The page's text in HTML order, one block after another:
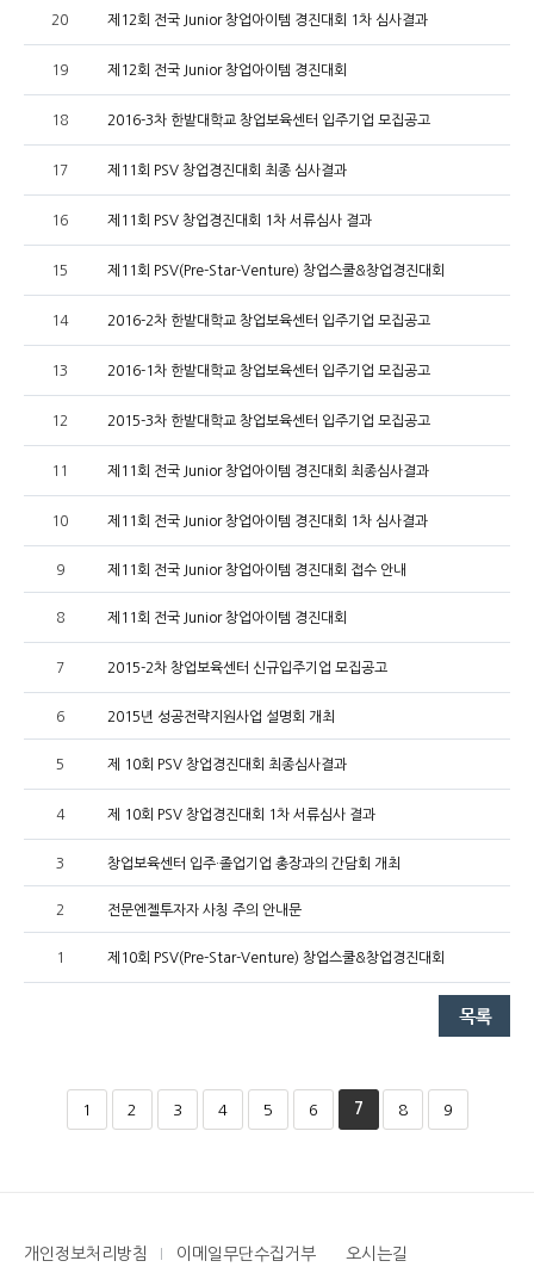
20 제12회 전국 Junior 창업아이템 경진대회 1차 심사결과
19 제12회 전국 Junior 창업아이템 경진대회
18 2016-3차 한밭대학교 창업보육센터 입주기업 모집공고
17 제11회 PSV 창업경진대회 최종 심사결과
16 제11회 PSV 창업경진대회 1차 서류심사 결과
15 제11회 PSV(Pre-Star-Venture) 창업스쿨&창업경진대회
14 2016-2차 한밭대학교 창업보육센터 입주기업 모집공고
13 2016-1차 한밭대학교 창업보육센터 입주기업 모집공고
12 2015-3차 한밭대학교 창업보육센터 입주기업 모집공고
11 제11회 전국 Junior 창업아이템 경진대회 최종심사결과
10 제11회 전국 Junior 창업아이템 경진대회 1차 심사결과
9 제11회 전국 Junior 창업아이템 경진대회 접수 안내
8 제11회 전국 Junior 창업아이템 경진대회
7 2015-2차 창업보육센터 신규입주기업 모집공고
6 2015년 성공전략지원사업 설명회 개최
5 제 10회 PSV 창업경진대회 최종심사결과
4 제 10회 PSV 창업경진대회 1차 서류심사 결과
3 창업보육센터 입주·졸업기업 총장과의 간담회 개최
2 전문엔젤투자자 사칭 주의 안내문
1 제10회 PSV(Pre-Star-Venture) 창업스쿨&창업경진대회
1 2 3 4 5 6 7 8 9
개인정보처리방침 이메일무단수집거부 오시는길